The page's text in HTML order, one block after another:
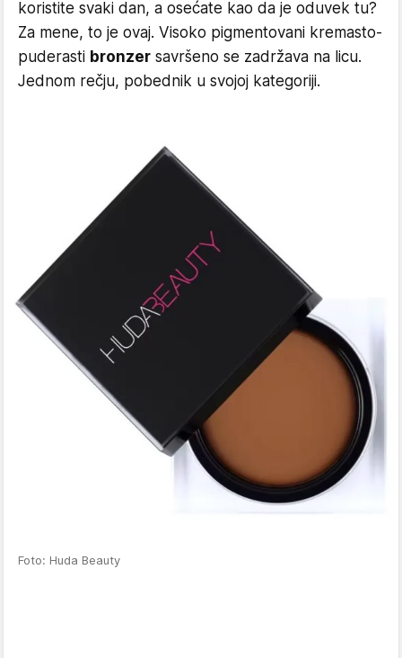
koristite svaki dan, a osećate kao da je oduvek tu?
Za mene, to je ovaj. Visoko pigmentovani kremasto-
puderasti bronzer savršeno se zadržava na licu.
Jednom rečju, pobednik u svojoj kategoriji.
Foto: Huda Beauty